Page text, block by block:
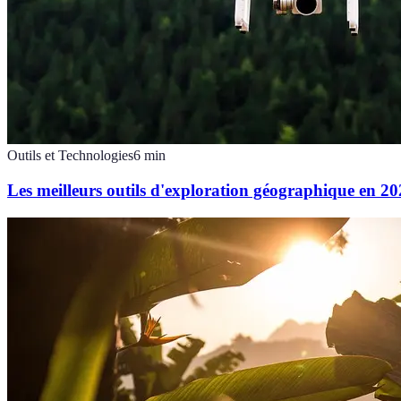
Outils et Technologies6 min
Les meilleurs outils d'exploration géographique en